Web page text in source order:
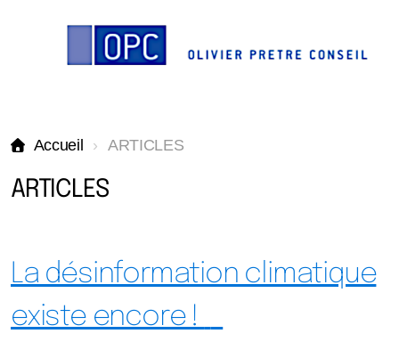
Accueil ARTICLES
ARTICLES
La désinformation climatique
existe encore !